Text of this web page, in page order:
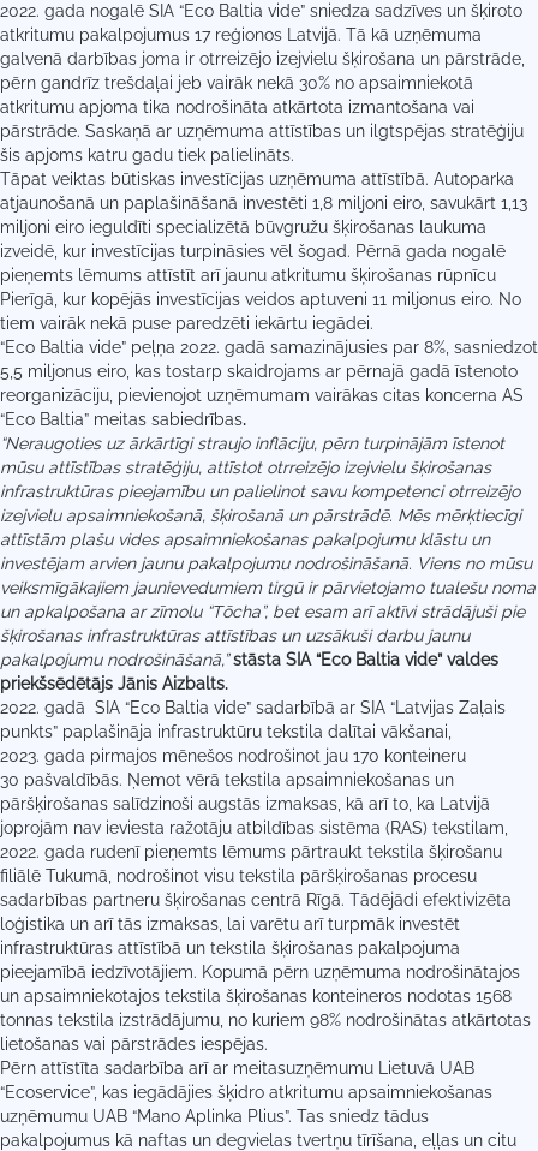
2022. gada nogalē SIA “Eco Baltia vide” sniedza sadzīves un šķiroto
atkritumu pakalpojumus 17 reģionos Latvijā. Tā kā uzņēmuma
galvenā darbības joma ir otrreizējo izejvielu šķirošana un pārstrāde,
pērn gandrīz trešdaļai jeb vairāk nekā 30% no apsaimniekotā
atkritumu apjoma tika nodrošināta atkārtota izmantošana vai
pārstrāde. Saskaņā ar uzņēmuma attīstības un ilgtspējas stratēģiju
šis apjoms katru gadu tiek palielināts.
Tāpat veiktas būtiskas investīcijas uzņēmuma attīstībā. Autoparka
atjaunošanā un paplašināšanā investēti 1,8 miljoni eiro, savukārt 1,13
miljoni eiro ieguldīti specializētā būvgružu šķirošanas laukuma
izveidē, kur investīcijas turpināsies vēl šogad. Pērnā gada nogalē
pieņemts lēmums attīstīt arī jaunu atkritumu šķirošanas rūpnīcu
Pierīgā, kur kopējās investīcijas veidos aptuveni 11 miljonus eiro. No
tiem vairāk nekā puse paredzēti iekārtu iegādei.
“Eco Baltia vide” peļņa 2022. gadā samazinājusies par 8%, sasniedzot
5,5 miljonus eiro, kas tostarp skaidrojams ar pērnajā gadā īstenoto
reorganizāciju, pievienojot uzņēmumam vairākas citas koncerna AS
“Eco Baltia” meitas sabiedrības.
“Neraugoties uz ārkārtīgi straujo inflāciju, pērn turpinājām īstenot
mūsu attīstības stratēģiju, attīstot otrreizējo izejvielu šķirošanas
infrastruktūras pieejamību un palielinot savu kompetenci otrreizējo
izejvielu apsaimniekošanā, šķirošanā un pārstrādē. Mēs mērķtiecīgi
attīstām plašu vides apsaimniekošanas pakalpojumu klāstu un
investējam arvien jaunu pakalpojumu nodrošināšanā. Viens no mūsu
veiksmīgākajiem jaunievedumiem tirgū ir pārvietojamo tualešu noma
un apkalpošana ar zīmolu “Tōcha”, bet esam arī aktīvi strādājuši pie
šķirošanas infrastruktūras attīstības un uzsākuši darbu jaunu
pakalpojumu nodrošināšanā,”stāsta SIA “Eco Baltia vide” valdes
priekšsēdētājs Jānis Aizbalts.
2022. gadā SIA “Eco Baltia vide” sadarbībā ar SIA “Latvijas Zaļais
punkts” paplašināja infrastruktūru tekstila dalītai vākšanai,
2023. gada pirmajos mēnešos nodrošinot jau 170 konteineru
30 pašvaldībās. Ņemot vērā tekstila apsaimniekošanas un
pāršķirošanas salīdzinoši augstās izmaksas, kā arī to, ka Latvijā
joprojām nav ieviesta ražotāju atbildības sistēma (RAS) tekstilam,
2022. gada rudenī pieņemts lēmums pārtraukt tekstila šķirošanu
filiālē Tukumā, nodrošinot visu tekstila pāršķirošanas procesu
sadarbības partneru šķirošanas centrā Rīgā. Tādējādi efektivizēta
loģistika un arī tās izmaksas, lai varētu arī turpmāk investēt
infrastruktūras attīstībā un tekstila šķirošanas pakalpojuma
pieejamībā iedzīvotājiem. Kopumā pērn uzņēmuma nodrošinātajos
un apsaimniekotajos tekstila šķirošanas konteineros nodotas 1568
tonnas tekstila izstrādājumu, no kuriem 98% nodrošinātas atkārtotas
lietošanas vai pārstrādes iespējas.
Pērn attīstīta sadarbība arī ar meitasuzņēmumu Lietuvā UAB
“Ecoservice”, kas iegādājies šķidro atkritumu apsaimniekošanas
uzņēmumu UAB “Mano Aplinka Plius”. Tas sniedz tādus
pakalpojumus kā naftas un degvielas tvertņu tīrīšana, eļļas un citu